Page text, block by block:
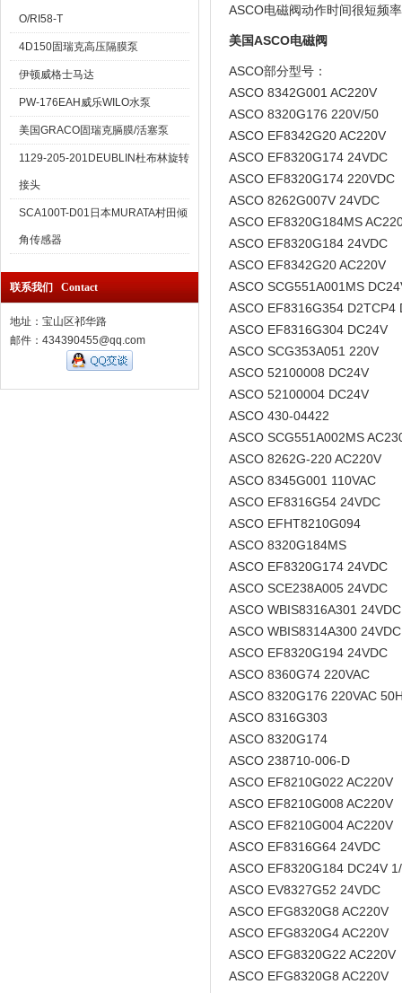
O/RI58-T
4D150固瑞克高压隔膜泵
伊顿威格士马达
PW-176EAH威乐WILO水泵
美国GRACO固瑞克膈膜/活塞泵
1129-205-201DEUBLIN杜布林旋转
接头
SCA100T-D01日本MURATA村田倾
角传感器
联系我们 Contact
地址：宝山区祁华路
邮件：434390455@qq.com
ASCO电磁阀动作时间很短频
美国ASCO电磁阀
ASCO部分型号：
ASCO 8342G001 AC220V
ASCO 8320G176 220V/50
ASCO EF8342G20 AC220V
ASCO EF8320G174 24VDC
ASCO EF8320G174 220VDC
ASCO 8262G007V 24VDC
ASCO EF8320G184MS
ASCO EF8320G184 24VDC
ASCO EF8342G20 AC220V
ASCO SCG551A001MS
ASCO EF8316G354 D2TCP4
ASCO EF8316G304 DC24V
ASCO SCG353A051 220V
ASCO 52100008 DC24V
ASCO 52100004 DC24V
ASCO 430-04422
ASCO SCG551A002MS
ASCO 8262G-220 AC220V
ASCO 8345G001 110VAC
ASCO EF8316G54 24VDC
ASCO EFHT8210G094
ASCO 8320G184MS
ASCO EF8320G174 24VDC
ASCO SCE238A005 24VDC
ASCO WBIS8316A301 24VDC
ASCO WBIS8314A300 24VDC
ASCO EF8320G194 24VDC
ASCO 8360G74 220VAC
ASCO 8320G176 220VAC
ASCO 8316G303
ASCO 8320G174
ASCO 238710-006-D
ASCO EF8210G022 AC220V
ASCO EF8210G008 AC220V
ASCO EF8210G004 AC220V
ASCO EF8316G64 24VDC
ASCO EF8320G184 DC24V
ASCO EV8327G52 24VDC
ASCO EFG8320G8 AC220V
ASCO EFG8320G4 AC220V
ASCO EFG8320G22 AC220V
ASCO EFG8320G8 AC220V